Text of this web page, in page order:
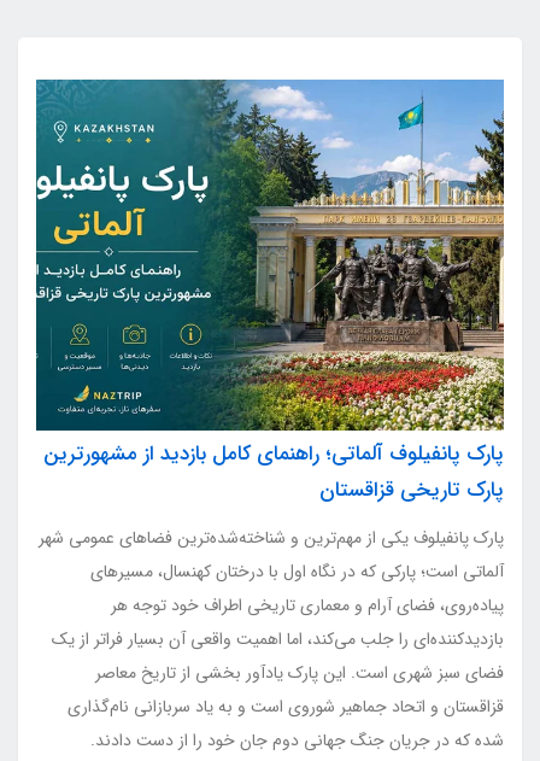
پارک پانفیلوف آلماتی؛ راهنمای کامل بازدید از مشهورترین
پارک تاریخی قزاقستان
پارک پانفیلوف یکی از مهم‌ترین و شناخته‌شده‌ترین فضاهای عمومی شهر
آلماتی است؛ پارکی که در نگاه اول با درختان کهنسال، مسیرهای
پیاده‌روی، فضای آرام و معماری تاریخی اطراف خود توجه هر
بازدیدکننده‌ای را جلب می‌کند، اما اهمیت واقعی آن بسیار فراتر از یک
فضای سبز شهری است. این پارک یادآور بخشی از تاریخ معاصر
قزاقستان و اتحاد جماهیر شوروی است و به یاد سربازانی نام‌گذاری
شده که در جریان جنگ جهانی دوم جان خود را از دست دادند.